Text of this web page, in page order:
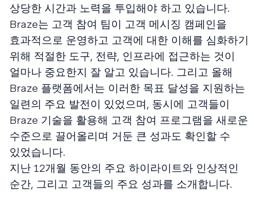
상당한 시간과 노력을 투입해야 하고 있습니다.
Braze는 고객 참여 팀이 고객 메시징 캠페인을
효과적으로 운영하고 고객에 대한 이해를 심화하기
위해 적절한 도구, 전략, 인프라에 접근하는 것이
얼마나 중요한지 잘 알고 있습니다. 그리고 올해
Braze 플랫폼에서는 이러한 목표 달성을 지원하는
일련의 주요 발전이 있었으며, 동시에 고객들이
Braze 기술을 활용해 고객 참여 프로그램을 새로운
수준으로 끌어올리며 거둔 큰 성과도 확인할 수
있었습니다.
지난 12개월 동안의 주요 하이라이트와 인상적인
순간, 그리고 고객들의 주요 성과를 소개합니다.